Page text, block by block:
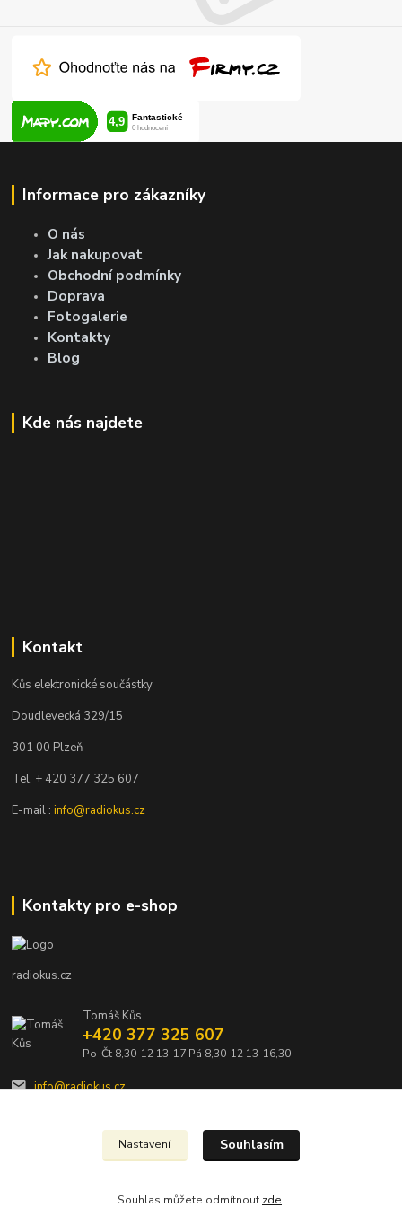
Informace pro zákazníky
O nás
Jak nakupovat
Obchodní podmínky
Doprava
Fotogalerie
Kontakty
Blog
Kde nás najdete
Kontakt
Kůs elektronické součástky
Doudlevecká 329/15
301 00 Plzeň
Tel. + 420 377 325 607
E-mail :info@radiokus.cz
Kontakty pro e-shop
radiokus.cz
Tomáš Kůs
+420 377 325 607
Po-Čt 8,30-12 13-17 Pá 8,30-12 13-16,30
info@radiokus.cz
Nastavení Souhlasím
Souhlas můžete odmítnout zde.